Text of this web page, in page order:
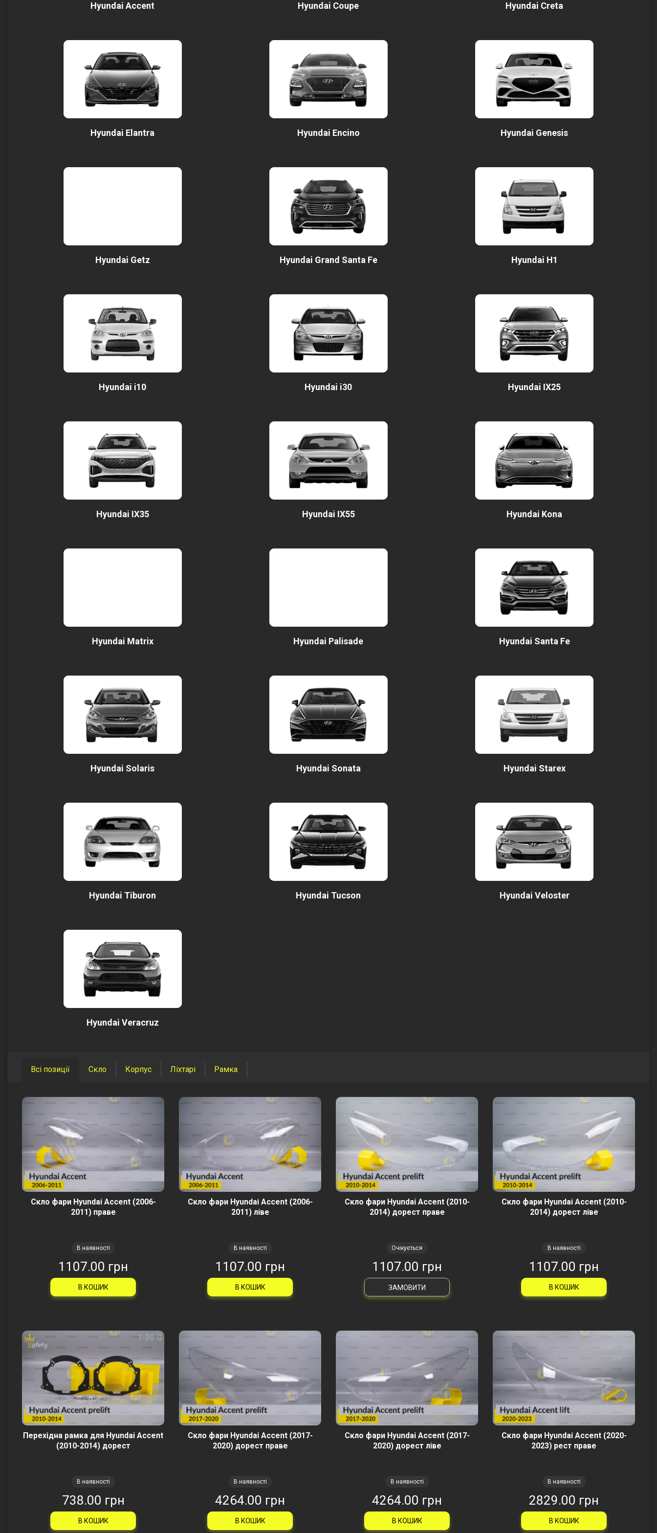
Hyundai Accent Hyundai Coupe Hyundai Creta
Hyundai Elantra Hyundai Encino Hyundai Genesis
Hyundai Getz Hyundai Grand Santa Fe Hyundai H1
Hyundai i10 Hyundai i30 Hyundai IX25
Hyundai IX35 Hyundai IX55 Hyundai Kona
Hyundai Matrix Hyundai Palisade Hyundai Santa Fe
Hyundai Solaris Hyundai Sonata Hyundai Starex
Hyundai Tiburon Hyundai Tucson Hyundai Veloster
Hyundai Veracruz
Всі позиції Скло Корпус Ліхтарі Рамка
Скло фари Hyundai Accent (2006-
2011) праве
В наявності
1107.00 грн
В КОШИК
Скло фари Hyundai Accent (2006-
2011) ліве
В наявності
1107.00 грн
В КОШИК
Скло фари Hyundai Accent (2010-
2014) дорест праве
Очікується
1107.00 грн
ЗАМОВИТИ
Скло фари Hyundai Accent (2010-
2014) дорест ліве
В наявності
1107.00 грн
В КОШИК
Перехідна рамка для Hyundai Accent
(2010-2014) дорест
В наявності
738.00 грн
В КОШИК
Скло фари Hyundai Accent (2017-
2020) дорест праве
В наявності
4264.00 грн
В КОШИК
Скло фари Hyundai Accent (2017-
2020) дорест ліве
В наявності
4264.00 грн
В КОШИК
Скло фари Hyundai Accent (2020-
2023) рест праве
В наявності
2829.00 грн
В КОШИК